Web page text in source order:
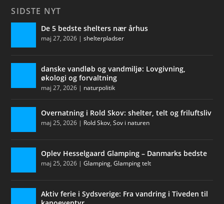
SIDSTE NYT
De 5 bedste shelters nær århus
maj 27, 2026 |shelterpladser
danske vandløb og vandmiljø: Lovgivning,
økologi og forvaltning
maj 27, 2026 | naturpolitik
Overnatning i Rold Skov: shelter, telt og friluftsliv
maj 25, 2026 | Rold Skov,Sov i naturen
Oplev Hesselgaard Glamping – Danmarks bedste
maj 25, 2026 |Glamping,Glamping telt
Aktiv ferie i Sydsverige: Fra vandring i Tiveden til